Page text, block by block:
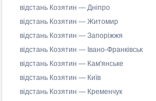
відстань Козятин — Дніпро
відстань Козятин — Житомир
відстань Козятин — Запоріжжя
відстань Козятин — Івано-Франківськ
відстань Козятин — Кам'янське
відстань Козятин — Київ
відстань Козятин — Кременчук